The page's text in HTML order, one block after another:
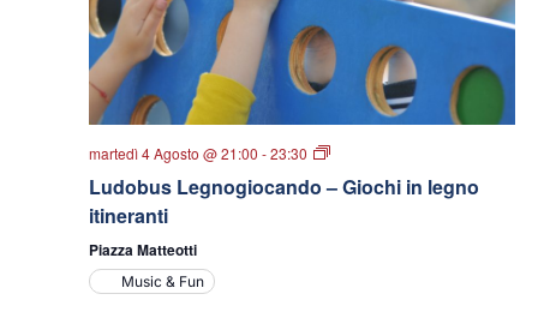
martedì 4 Agosto @ 21:00 -23:30
Ludobus
–
Ludobus Legnogiocando – Giochi in legno
itineranti
Piazza Matteotti
Music & Fun